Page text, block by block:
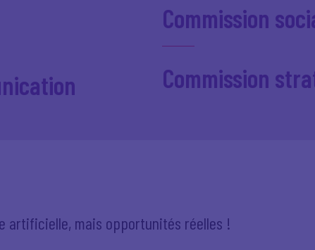
Commission
Commission
artificielle, mais opportunités réelles !